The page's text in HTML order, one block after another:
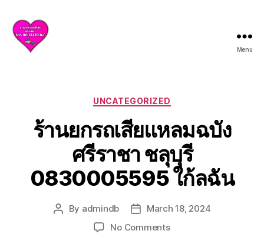
ชลบุรี
วงจร
Menu
Categories
UNCATEGORIZED
ร้านยกรถเสียแหลมฉบัง
ศรีราชา ชลุบุรี
0830005595 ใก้ลฉัน
Post
By admindb
PostMarch 18, 2024
No Commentson